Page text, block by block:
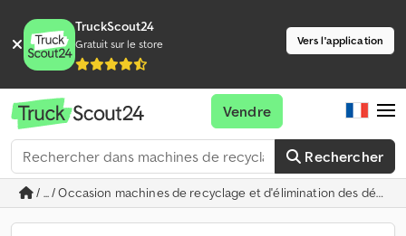
TruckScout24
Gratuit sur le store Vers l'application
Rechercher
Vendre
/ ... / Occasion machines de recyclage et d'élimination des